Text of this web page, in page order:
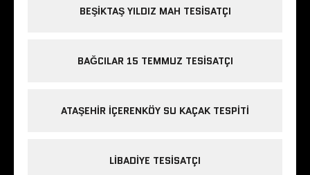
BEŞIKTAŞ YILDIZ MAH TESISATÇI
BAĞCILAR 15 TEMMUZ TESISATÇI
ATAŞEHIR IÇERENKÖY SU KAÇAK TESPITI
LIBADIYE TESISATÇI